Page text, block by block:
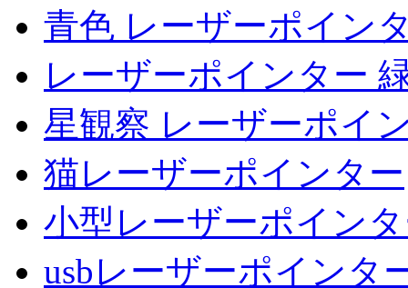
青色 レーザーポイン
レーザーポインター
星観察 レーザーポイ
猫レーザーポインター
小型レーザーポイン
usbレーザーポインタ